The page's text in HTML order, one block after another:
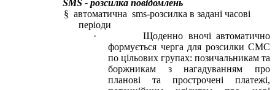
SMS - розсилка повідомлень
§ автоматична sms-розсилка в задані часові
періоди
· Щоденно вночі автоматично
формується черга для розсилки СМС
по цільових групах: позичальникам та
боржникам з нагадуванням про
планові та прострочені платежі,